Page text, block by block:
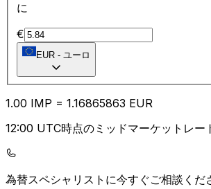
に
€
EUR - ユーロ
1.00 IMP = 1.16865863 EUR
12:00 UTC時点のミッドマーケットレー
為替スペシャリストに今すぐご相談くだ